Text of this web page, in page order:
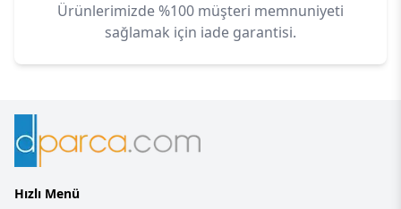
Ürünlerimizde %100 müşteri memnuniyeti
sağlamak için iade garantisi.
Hızlı Menü